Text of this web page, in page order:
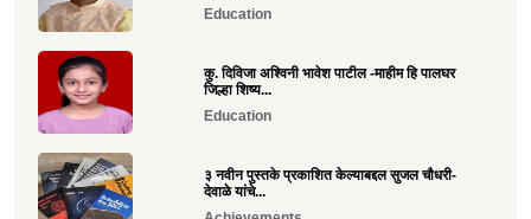
Education
कु. दिविजा अश्विनी भावेश पाटील -माहीम हि पालघर
जिल्हा शिष्य...
Education
३ नवीन पुस्तके प्रकाशित केल्याबद्दल सुजल चौधरी-
देवाळे यांचे...